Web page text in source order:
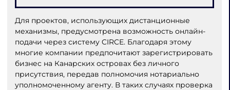
Для проектов, использующих дистанционные
механизмы, предусмотрена возможность онлайн-
подачи через систему CIRCE. Благодаря этому
многие компании предпочитают зарегистрировать
бизнес на Канарских островах без личного
присутствия, передав полномочия нотариально
уполномоченному агенту. В таких случаях проверка